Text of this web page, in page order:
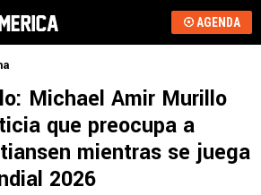
AGENDA
Michael Amir Murillo
que preocupa a
mientras se juega
2026